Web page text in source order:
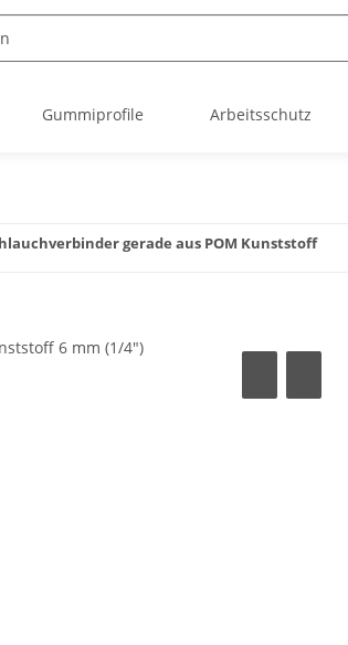
Gummiprofile Arbeitsschutz
gerade aus POM Kunststoff